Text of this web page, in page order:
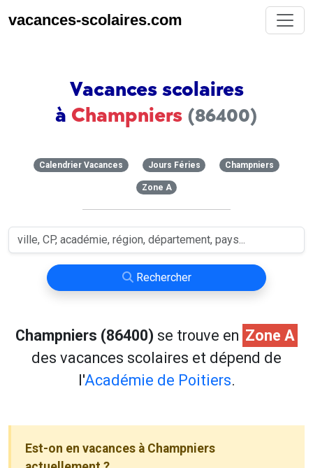
vacances-scolaires.com
Vacances scolaires
à Champniers (86400)
Calendrier Vacances Jours Féries Champniers
Zone A
Rechercher
Champniers (86400) se trouve en Zone A
des vacances scolaires et dépend de
l'Académie de Poitiers.
Est-on en vacances à Champniers